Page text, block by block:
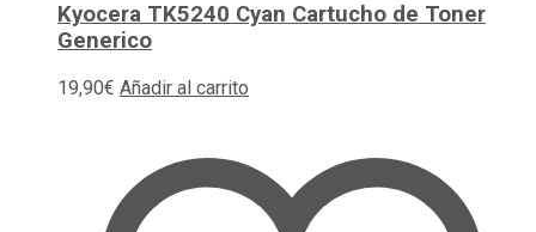
Kyocera TK5240 Cyan Cartucho de Toner
Generico
19,90€ Añadir al carrito